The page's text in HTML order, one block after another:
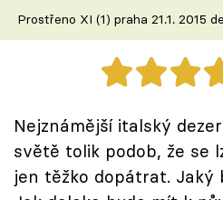
Recepty z TV
Speciál: Cuketa
Těhotnej kuchař
Sledujte prima+
Prostřeno XI (1) praha 21.1. 2015
Nejznámější italský
světě tolik podob, že se
jen těžko dopátrat. Jaký